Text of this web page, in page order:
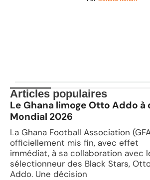
Articles populaires
Le Ghana limoge Otto Addo à
Mondial 2026
La Ghana Football Association
officiellement mis fin, avec effet
immédiat, à sa collaboration avec
sélectionneur des Black Stars,
Addo. Une décision